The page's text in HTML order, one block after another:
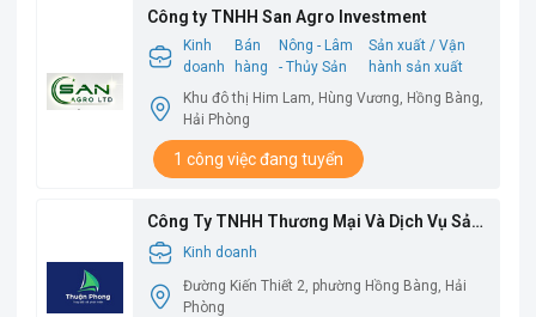
Công ty TNHH San Agro Investment
Kinh
doanh
Bán
hàng
Nông - Lâm
- Thủy Sản
Sản xuất / Vận
hành sản xuất
Khu đô thị Him Lam, Hùng Vương, Hồng Bàng,
Hải Phòng
1 công việc đang tuyển
Công Ty TNHH Thương Mại Và Dịch Vụ Sản
Xuất Thuận Phong
Kinh doanh
Đường Kiến Thiết 2, phường Hồng Bàng, Hải
Phòng